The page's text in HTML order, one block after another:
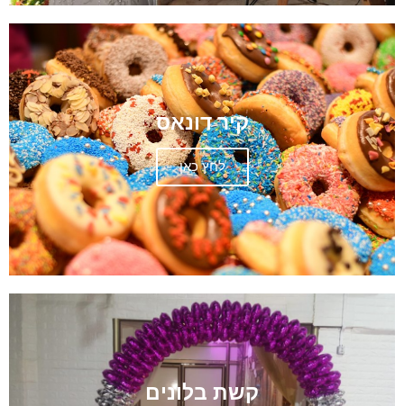
קיר דונאס
לחץ כאן
קשת בלונים